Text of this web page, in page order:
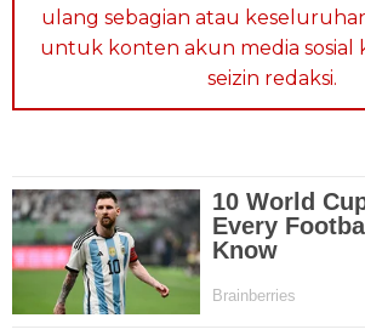
ulang sebagian atau
untuk konten akun media sosial
seizin redaksi.